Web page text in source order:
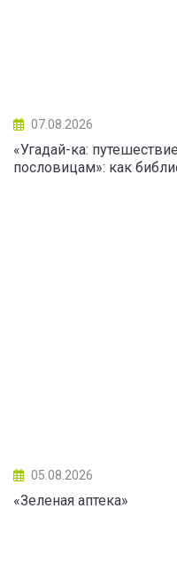
07.08.2026
«Угадай-ка:
пословицам»: как
05.08.2026
«Зеленая аптека»